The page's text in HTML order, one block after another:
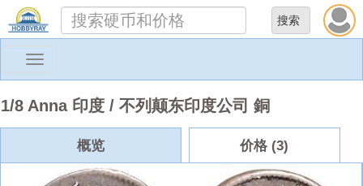
Toggle
1/8 Anna 印度 / 不列颠东印度公司 銅
概览 价格 (3)